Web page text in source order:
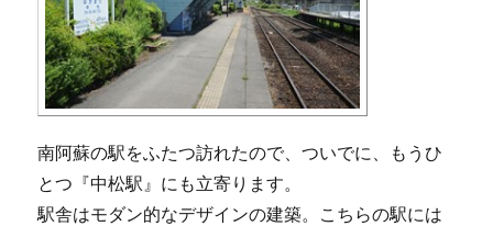
南阿蘇の駅をふたつ訪れたので、ついでに、もうひ
とつ『中松駅』にも立寄ります。
駅舎はモダン的なデザインの建築。こちらの駅には